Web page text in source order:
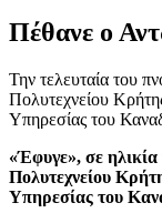
Πέθανε ο
Την τελευταία του
Πολυτεχνείου
Υπηρεσίας του
«Έφυγε», σε
Πολυτεχνείου
Υπηρεσίας του